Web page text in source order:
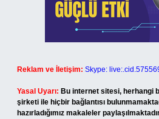
Reklam ve İletişim: Skype:
Yasal Uyarı: Bu internet sitesi, herhangi
şirketi ile hiçbir bağlantısı
hazırladığımız makaleler